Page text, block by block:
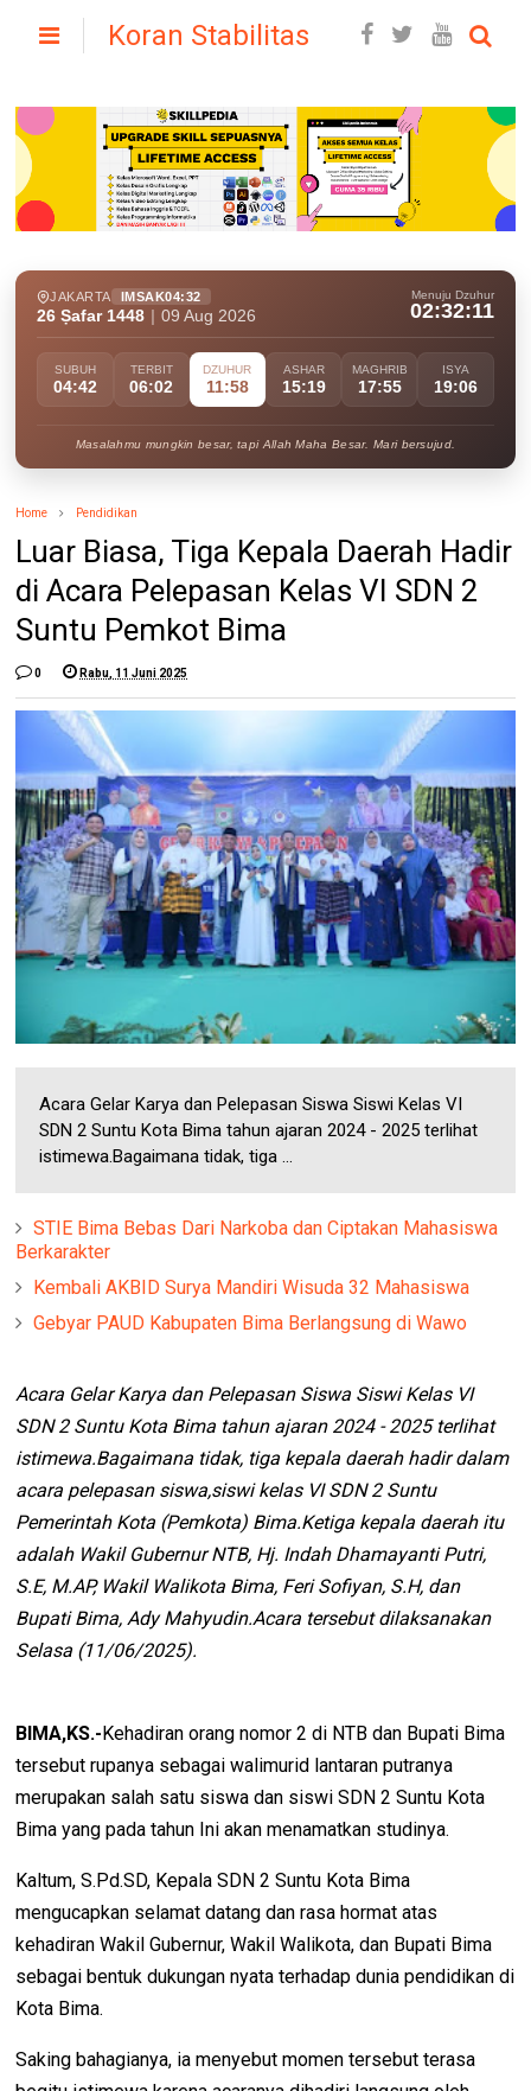
Koran Stabilitas
JAKARTA IMSAK04:32
26 Ṣafar 1448 09 Aug 2026
Menuju Dzuhur
02:32:09
SUBUH
04:42
TERBIT
06:02
DZUHUR
11:58
ASHAR
15:19
MAGHRIB
17:55
ISYA
19:06
Masalahmu mungkin besar, tapi Allah Maha Besar. Mari bersujud.
Home Pendidikan
Luar Biasa, Tiga Kepala Daerah Hadir
di Acara Pelepasan Kelas VI SDN 2
Suntu Pemkot Bima
0 Rabu, 11 Juni 2025
Acara Gelar Karya dan Pelepasan Siswa Siswi Kelas VI
SDN 2 Suntu Kota Bima tahun ajaran 2024 - 2025 terlihat
istimewa.Bagaimana tidak, tiga ...
STIE Bima Bebas Dari Narkoba dan Ciptakan Mahasiswa
Berkarakter
Kembali AKBID Surya Mandiri Wisuda 32 Mahasiswa
Gebyar PAUD Kabupaten Bima Berlangsung di Wawo
Acara Gelar Karya dan Pelepasan Siswa Siswi Kelas VI
SDN 2 Suntu Kota Bima tahun ajaran 2024 - 2025 terlihat
istimewa.Bagaimana tidak, tiga kepala daerah hadir dalam
acara pelepasan siswa,siswi kelas VI SDN 2 Suntu
Pemerintah Kota (Pemkota) Bima.Ketiga kepala daerah itu
adalah Wakil Gubernur NTB, Hj. Indah Dhamayanti Putri,
S.E, M.AP, Wakil Walikota Bima, Feri Sofiyan, S.H, dan
Bupati Bima, Ady Mahyudin.Acara tersebut dilaksanakan
Selasa (11/06/2025).
BIMA,KS.-Kehadiran orang nomor 2 di NTB dan Bupati Bima
tersebut rupanya sebagai walimurid lantaran putranya
merupakan salah satu siswa dan siswi SDN 2 Suntu Kota
Bima yang pada tahun Ini akan menamatkan studinya.
Kaltum, S.Pd.SD, Kepala SDN 2 Suntu Kota Bima
mengucapkan selamat datang dan rasa hormat atas
kehadiran Wakil Gubernur, Wakil Walikota, dan Bupati Bima
sebagai bentuk dukungan nyata terhadap dunia pendidikan di
Kota Bima.
Saking bahagianya, ia menyebut momen tersebut terasa